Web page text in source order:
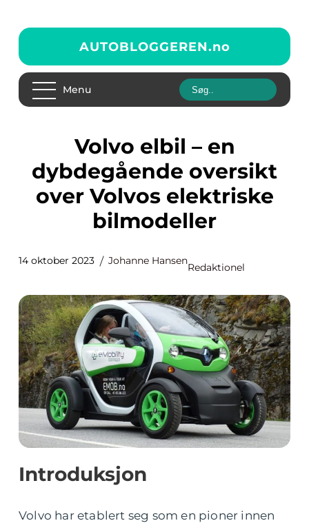
AUTOBLOGGEREN.no
Menu
Volvo elbil – en
dybdegående oversikt
over Volvos elektriske
bilmodeller
14 oktober 2023 Johanne Hansen
Redaktionel
Introduksjon
Volvo har etablert seg som en pioner innen